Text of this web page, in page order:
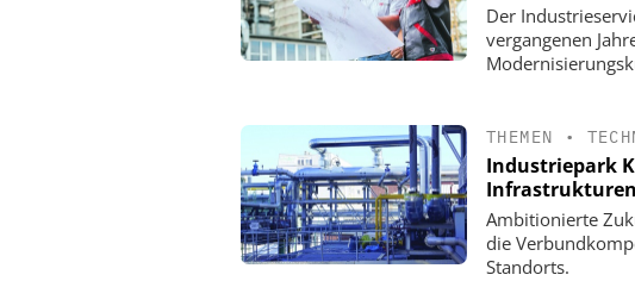
Der
vergangenen
THEMEN •
Industriepark
Infrastrukturen
Ambitionierte
die
Standorts.